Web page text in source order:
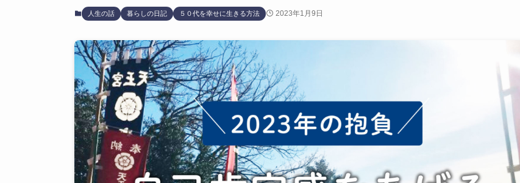
人生の話 暮らしの日記 ５０代を幸せに生きる方法 2023年1月9日